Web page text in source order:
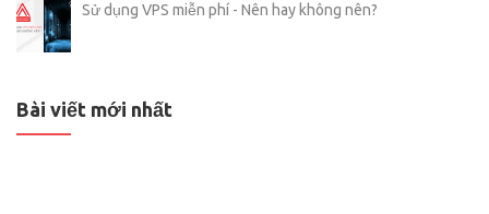
Sử dụng VPS miễn phí - Nên hay không nên?
Bài viết mới nhất